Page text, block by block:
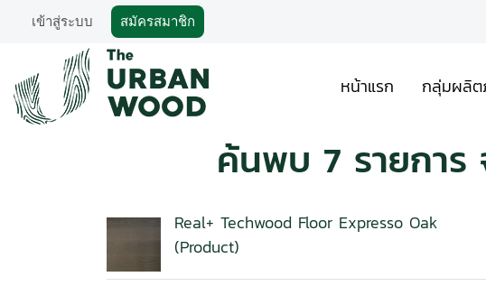
เข้าสู่ระบบ สมัครสมาชิก
หน้าแรก กลุ่มผลิ
ค้นพบ 7 รายการ
Real+ Techwood Floor Expresso Oak
(Product)